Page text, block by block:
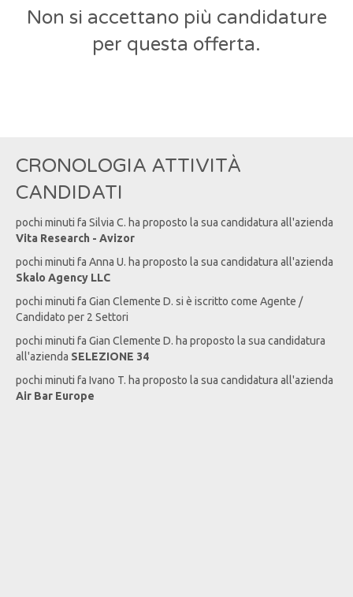
Non si accettano più candidature
per questa offerta.
CRONOLOGIA ATTIVITÀ
CANDIDATI
pochi minuti fa Silvia C. ha proposto la sua candidatura all'azienda
Vita Research - Avizor
pochi minuti fa Anna U. ha proposto la sua candidatura all'azienda
Skalo Agency LLC
pochi minuti fa Gian Clemente D. si è iscritto come Agente /
Candidato per 2 Settori
pochi minuti fa Gian Clemente D. ha proposto la sua candidatura
all'azienda SELEZIONE 34
pochi minuti fa Ivano T. ha proposto la sua candidatura all'azienda
Air Bar Europe